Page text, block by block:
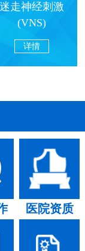
迷走神经刺激
(VNS)
详情
医院资质